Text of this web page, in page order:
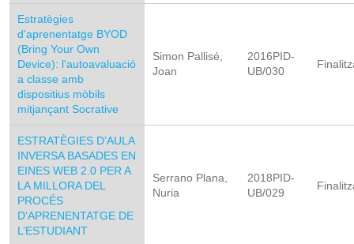
Estratègies
d'aprenentatge BYOD
(Bring Your Own
Device): l'autoavaluació
a classe amb
dispositius mòbils
mitjançant Socrative
Simon Pallisé,
Joan
2016PID-
UB/030
ESTRATÈGIES D’AULA
INVERSA BASADES EN
EINES WEB 2.0 PER A
LA MILLORA DEL
PROCÉS
D’APRENENTATGE DE
L’ESTUDIANT
Serrano Plana,
Nuria
2018PID-
UB/029